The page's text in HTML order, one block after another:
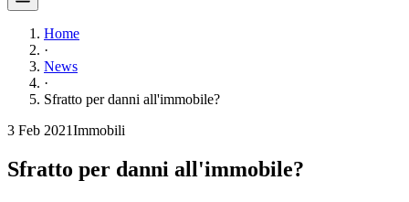
Home
·
News
·
Sfratto per danni all'immobile?
3 Feb 2021Immobili
Sfratto per danni all'immobile?